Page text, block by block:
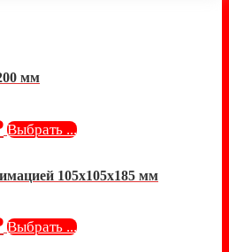
мм
Выбрать ...
105х105х185 мм
Выбрать ...